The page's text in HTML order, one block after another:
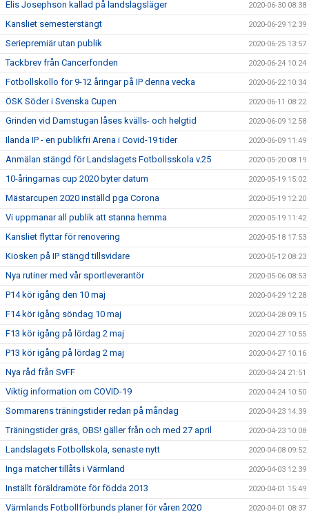
Elis Josephson kallad på landslagsläger 2020-06-30 08:38
Kansliet semesterstängt 2020-06-29 12:39
Seriepremiär utan publik 2020-06-25 13:57
Tackbrev från Cancerfonden 2020-06-24 10:24
Fotbollskollo för 9-12 åringar på IP denna vecka 2020-06-22 10:34
ÖSK Söder i Svenska Cupen 2020-06-11 08:22
Grinden vid Damstugan låses kvälls- och helgtid 2020-06-09 12:58
Ilanda IP - en publikfri Arena i Covid-19 tider 2020-06-09 11:49
Anmälan stängd för Landslagets Fotbollsskola v.25 2020-05-20 08:19
10-åringarnas cup 2020 byter datum 2020-05-19 15:02
Mästarcupen 2020 inställd pga Corona 2020-05-19 12:20
Vi uppmanar all publik att stanna hemma 2020-05-19 11:42
Kansliet flyttar för renovering 2020-05-18 17:53
Kiosken på IP stängd tillsvidare 2020-05-12 08:23
Nya rutiner med vår sportleverantör 2020-05-06 08:53
P14 kör igång den 10 maj 2020-04-29 12:28
F14 kör igång söndag 10 maj 2020-04-28 09:15
F13 kör igång på lördag 2 maj 2020-04-27 10:55
P13 kör igång på lördag 2 maj 2020-04-27 10:16
Nya råd från SvFF 2020-04-24 21:51
Viktig information om COVID-19 2020-04-24 10:50
Sommarens träningstider redan på måndag 2020-04-23 14:39
Träningstider gräs, OBS! gäller från och med 27 april 2020-04-23 10:08
Landslagets Fotbollskola, senaste nytt 2020-04-08 09:52
Inga matcher tillåts i Värmland 2020-04-03 12:39
Inställt föräldramöte för födda 2013 2020-04-01 15:49
Värmlands Fotbollförbunds planer för våren 2020 2020-04-01 08:37